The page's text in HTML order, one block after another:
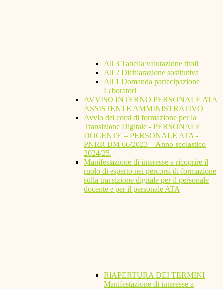
All 3 Tabella valutazione titoli
All 2 Dichiarazione sostitutiva
All 1 Domanda partecipazione
Laboratori
AVVISO INTERNO PERSONALE ATA
ASSISTENTE AMMINISTRATIVO
Avvio dei corsi di formazione per la
Transizione Digitale - PERSONALE
DOCENTE – PERSONALE ATA -
PNRR DM 66/2023 – Anno scolastico
2024/25.
Manifestazione di interesse a ricoprire il
ruolo di esperto nei percorsi di formazione
sulla transizione digitale per il personale
docente e per il personale ATA
RIAPERTURA DEI TERMINI
Manifestazione di interesse a